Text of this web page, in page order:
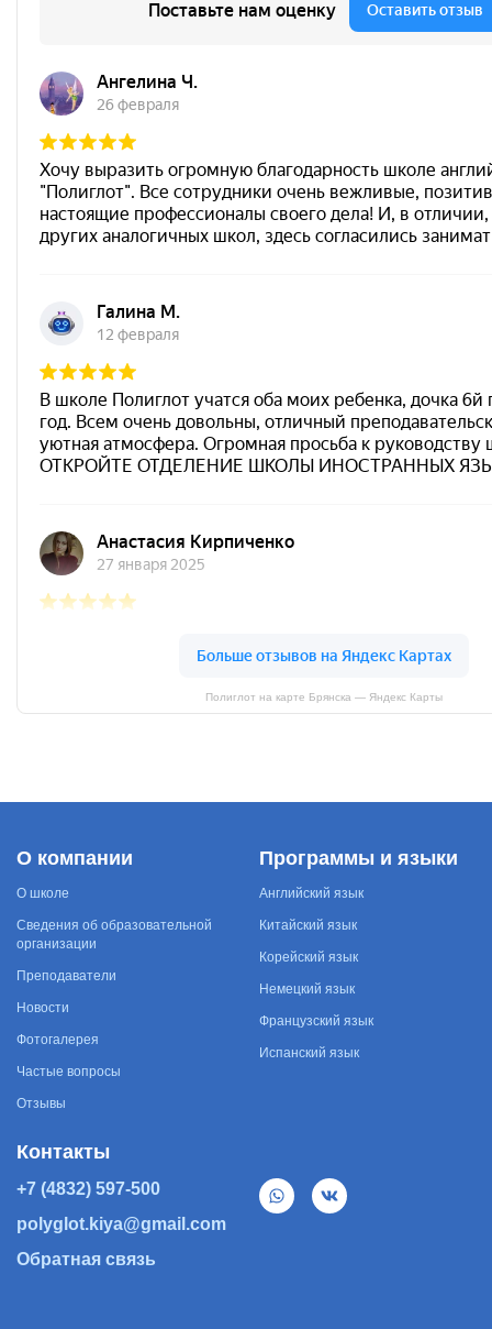
Полиглот на карте Брянска — Яндекс Карты
О компании
О школе
Сведения об образовательной
организации
Преподаватели
Новости
Фотогалерея
Частые вопросы
Отзывы
Программы и языки
Английский язык
Китайский язык
Корейский язык
Немецкий язык
Французский язык
Испанский язык
Контакты
+7 (4832) 597-500
polyglot.kiya@gmail.com
Обратная связь